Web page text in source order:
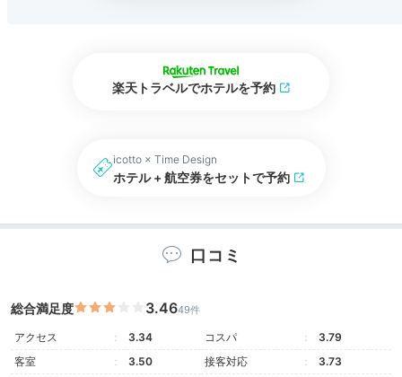
楽天トラベルでホテルを予約
icotto × Time Design
ホテル + 航空券をセットで予約
口コミ
総合満足度 3.4649件
アクセス 3.34 コスパ
3.79
客室
3.50 接客対応
3.73